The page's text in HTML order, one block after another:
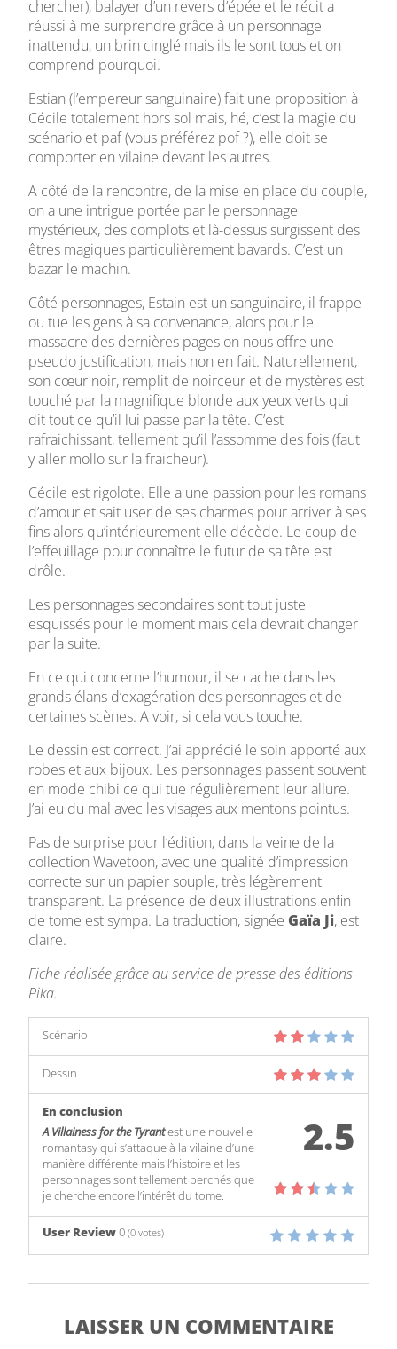
chercher), balayer d’un revers d’épée et le récit a
réussi à me surprendre grâce à un personnage
inattendu, un brin cinglé mais ils le sont tous et on
comprend pourquoi.
Estian (l’empereur sanguinaire) fait une proposition à
Cécile totalement hors sol mais, hé, c’est la magie du
scénario et paf (vous préférez pof ?), elle doit se
comporter en vilaine devant les autres.
A côté de la rencontre, de la mise en place du couple,
on a une intrigue portée par le personnage
mystérieux, des complots et là-dessus surgissent des
êtres magiques particulièrement bavards. C’est un
bazar le machin.
Côté personnages, Estain est un sanguinaire, il frappe
ou tue les gens à sa convenance, alors pour le
massacre des dernières pages on nous offre une
pseudo justification, mais non en fait. Naturellement,
son cœur noir, remplit de noirceur et de mystères est
touché par la magnifique blonde aux yeux verts qui
dit tout ce qu’il lui passe par la tête. C’est
rafraichissant, tellement qu’il l’assomme des fois (faut
y aller mollo sur la fraicheur).
Cécile est rigolote. Elle a une passion pour les romans
d’amour et sait user de ses charmes pour arriver à ses
fins alors qu’intérieurement elle décède. Le coup de
l’effeuillage pour connaître le futur de sa tête est
drôle.
Les personnages secondaires sont tout juste
esquissés pour le moment mais cela devrait changer
par la suite.
En ce qui concerne l’humour, il se cache dans les
grands élans d’exagération des personnages et de
certaines scènes. A voir, si cela vous touche.
Le dessin est correct. J’ai apprécié le soin apporté aux
robes et aux bijoux. Les personnages passent souvent
en mode chibi ce qui tue régulièrement leur allure.
J’ai eu du mal avec les visages aux mentons pointus.
Pas de surprise pour l’édition, dans la veine de la
collection Wavetoon, avec une qualité d’impression
correcte sur un papier souple, très légèrement
transparent. La présence de deux illustrations enfin
de tome est sympa. La traduction, signée Gaïa Ji, est
claire.
Fiche réalisée grâce au service de presse des éditions
Pika.
Scénario
Dessin
2.5
En conclusion
A Villainess for the Tyrantest une nouvelle
romantasy qui s’attaque à la vilaine d’une
manière différente mais l’histoire et les
personnages sont tellement perchés que
je cherche encore l’intérêt du tome.
User Review0 (0 votes)
LAISSER UN COMMENTAIRE